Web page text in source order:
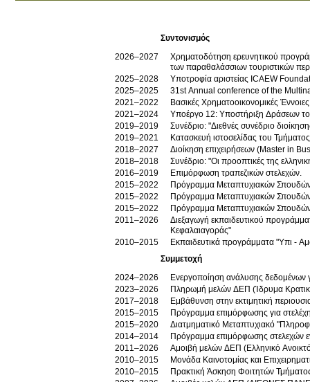
Συντονισμός
2026–2027
Χρηματοδότηση ερευνητικού
των παραθαλάσσιων τουριστικών
2025–2028
Υποτροφία αριστείας ICAEW
2025–2025
31st Annual conference of the
2021–2022
Βασικές Χρηματοοικονομικές Έννοιες
2021–2024
Υποέργο 12: Υποστήριξη Δράσεων
2019–2019
Συνέδριο: "Διεθνές συνέδριο
2019–2021
Κατασκευή ιστοσελίδας του
2018–2027
Διοίκηση επιχειρήσεων (Μaster in
2018–2018
Συνέδριο: "Οι προοπτικές της
2016–2019
Επιμόρφωση τραπεζικών στελεχών.
2015–2022
Πρόγραμμα Μεταπτυχιακών
2015–2022
Πρόγραμμα Μεταπτυχιακών
2015–2022
Πρόγραμμα Μεταπτυχιακών
2011–2026
Διεξαγωγή εκπαιδευτικού
Κεφαλαιαγοράς"
2010–2015
Εκπαιδευτικά προγράμματα "Υπι -
Συμμετοχή
2024–2026
Ενεργοποίηση ανάλυσης δεδομένων
2023–2026
Πληρωμή μελών ΔΕΠ (Ίδρυμα
2017–2018
Εμβάθυνση στην εκτιμητική
2015–2015
Πρόγραμμα επιμόρφωσης για
2015–2020
Διατμηματικό Μεταπτυχιακό
2014–2014
Πρόγραμμα επιμόρφωσης στελεχών
2011–2026
Αμοιβή μελών ΔΕΠ (Ελληνικό
2010–2015
Μονάδα Καινοτομίας και
2010–2015
Πρακτική Άσκηση Φοιτητών